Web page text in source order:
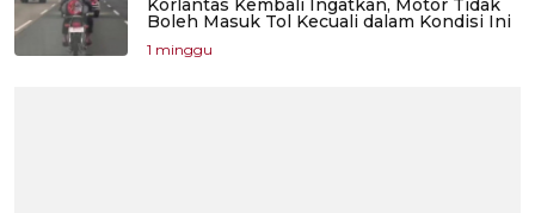
Korlantas Kembali Ingatkan, Motor Tidak
Boleh Masuk Tol Kecuali dalam Kondisi Ini
1 minggu